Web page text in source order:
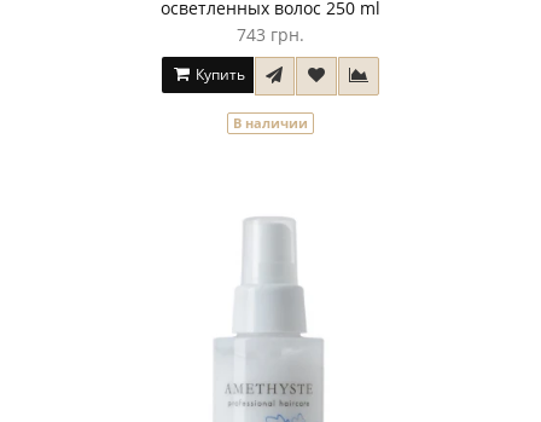
осветленных волос 250 ml
743 грн.
Купить
В наличии